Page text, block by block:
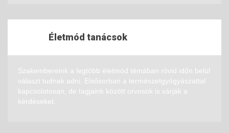
Életmód tanácsok
Szakembereink a legtöbb életmód témában rövid időn belül
választ tudnak adni. Elsősorban a természetgyógyászattal
kapcsolatosan, de tagjaink között orvosok is várják a
kérdéseket.